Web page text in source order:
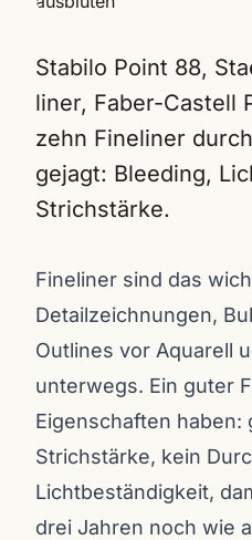
Stabilo Point 88,
liner, Faber-Castell
zehn Fineliner
gejagt: Bleeding,
Strichstärke.
Fineliner sind das
Detailzeichnungen,
Outlines vor Aquarell
unterwegs. Ein guter
Eigenschaften haben:
Strichstärke, kein
Lichtbeständigkeit,
drei Jahren noch wie